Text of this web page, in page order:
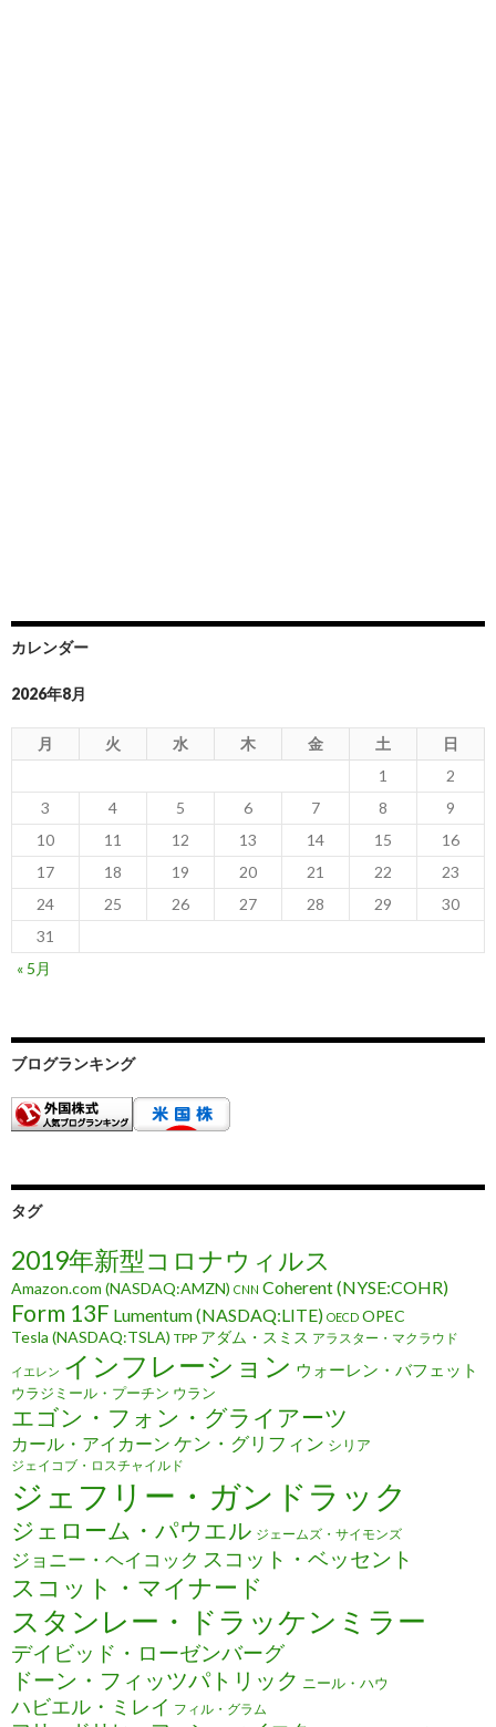
カレンダー
2026年8月
月 火 水 木 金 土
日
1
2
3
4 5 6 7 8
9
10
11 12 13 14 15
16
17
18 19 20 21 22
23
24
25 26 27 28 29
30
31
« 5月
ブログランキング
タグ
2019年新型コロナウィルス
Amazon.com (NASDAQ:AMZN) CNN Coherent (NYSE:COHR)
Form 13F Lumentum (NASDAQ:LITE) OECD OPEC
Tesla (NASDAQ:TSLA) TPP アダム・スミス アラスター・マクラウド
イエレン インフレーション ウォーレン・バフェット
ウラジミール・プーチン ウラン
エゴン・フォン・グライアーツ
カール・アイカーン ケン・グリフィン シリア
ジェイコブ・ロスチャイルド
ジェフリー・ガンドラック
ジェローム・パウエル ジェームズ・サイモンズ
ジョニー・ヘイコック スコット・ベッセント
スコット・マイナード
スタンレー・ドラッケンミラー
デイビッド・ローゼンバーグ
ドーン・フィッツパトリック ニール・ハウ
ハビエル・ミレイ フィル・グラム